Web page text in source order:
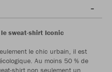
sweat-shirt Iconic
le chic urbain, il est
Au moins 50 % de
shirt non seulement un